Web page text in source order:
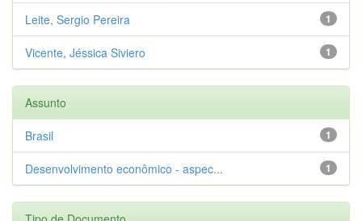
1
Leite, Sergio Pereira
1
Vicente, Jéssica Siviero
Assunto
1
Brasil
1
Desenvolvimento econômico - aspec...